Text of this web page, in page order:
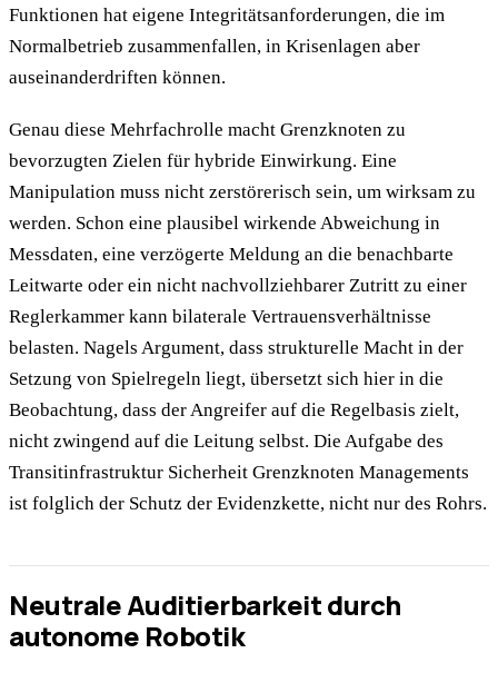
Funktionen hat eigene Integritätsanforderungen, die im
Normalbetrieb zusammenfallen, in Krisenlagen aber
auseinanderdriften können.
Genau diese Mehrfachrolle macht Grenzknoten zu
bevorzugten Zielen für hybride Einwirkung. Eine
Manipulation muss nicht zerstörerisch sein, um wirksam zu
werden. Schon eine plausibel wirkende Abweichung in
Messdaten, eine verzögerte Meldung an die benachbarte
Leitwarte oder ein nicht nachvollziehbarer Zutritt zu einer
Reglerkammer kann bilaterale Vertrauensverhältnisse
belasten. Nagels Argument, dass strukturelle Macht in der
Setzung von Spielregeln liegt, übersetzt sich hier in die
Beobachtung, dass der Angreifer auf die Regelbasis zielt,
nicht zwingend auf die Leitung selbst. Die Aufgabe des
Transitinfrastruktur Sicherheit Grenzknoten Managements
ist folglich der Schutz der Evidenzkette, nicht nur des Rohrs.
Neutrale Auditierbarkeit durch
autonome Robotik